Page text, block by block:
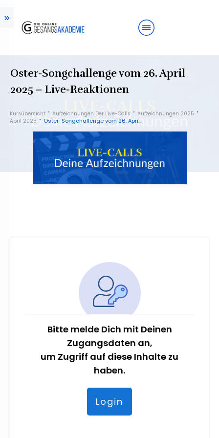
Oster-Songchallenge vom 26. April
2025 – Live-Reaktionen
Kursübersicht Aufzeichnungen Der Live-Calls
Aufzeichnungen 2025
April 2025
Oster-Songchallenge vom 26. April 2025 – Live-Reaktionen
Bitte melde Dich mit Deinen
Zugangsdaten an,
um Zugriff auf diese Inhalte zu
haben.
Login